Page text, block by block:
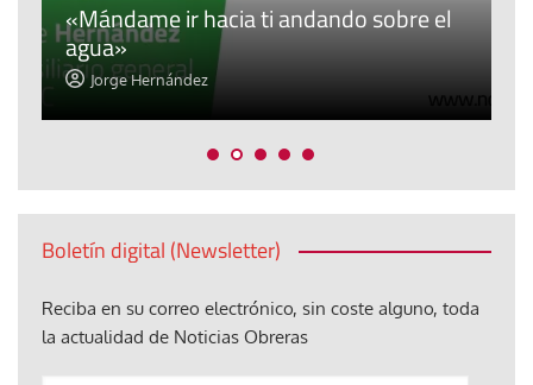
«Mándame ir hacia ti andando sobre el
agua»
Jorge Hernández
Boletín digital (Newsletter)
Reciba en su correo electrónico, sin coste alguno, toda
la actualidad de Noticias Obreras